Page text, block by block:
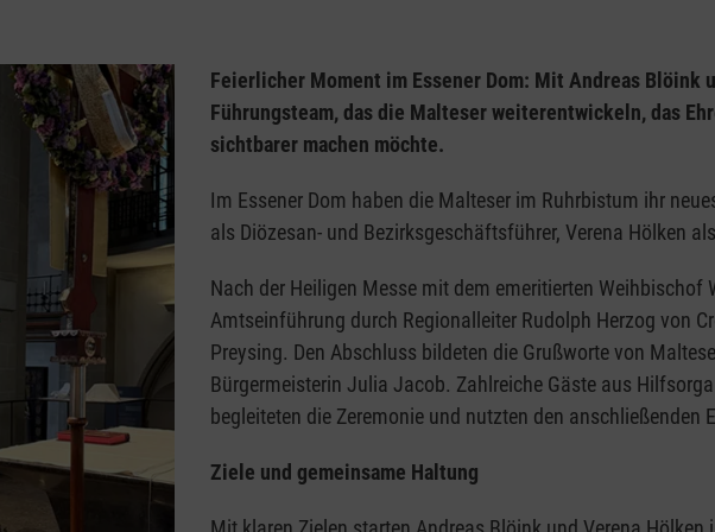
Feierlicher Moment im Essener Dom: Mit Andreas Blöink
Führungsteam, das die Malteser weiterentwickeln, das
sichtbarer machen möchte.
Im Essener Dom haben die Malteser im Ruhrbistum ihr
als Diözesan- und Bezirksgeschäftsführer, Verena Hölken
Nach der Heiligen Messe mit dem emeritierten
Amtseinführung durch Regionalleiter Rudolph Herzog von
Preysing. Den Abschluss bildeten die Grußworte von
Bürgermeisterin Julia Jacob. Zahlreiche Gäste aus
begleiteten die Zeremonie und nutzten den
Ziele und gemeinsame Haltung